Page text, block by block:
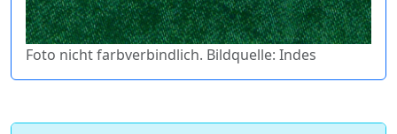
Foto nicht farbverbindlich. Bildquelle: Indes